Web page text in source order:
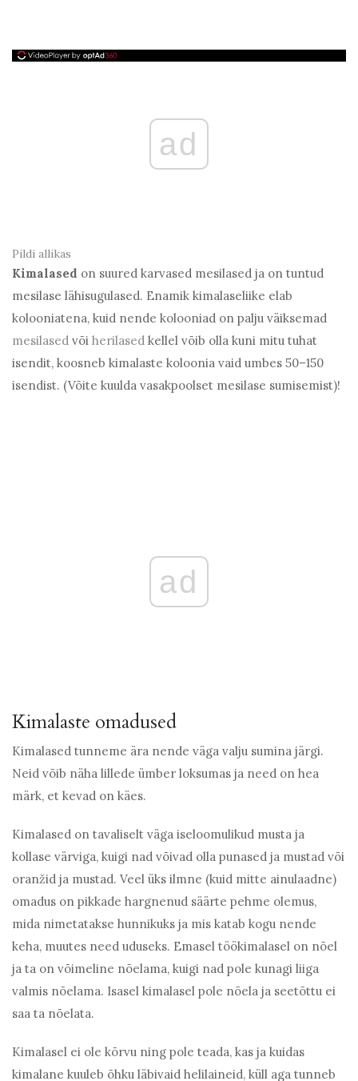
ad
Pildi allikas
Kimalased on suured karvased mesilased ja on tuntud
mesilase lähisugulased. Enamik kimalaseliike elab
kolooniatena, kuid nende kolooniad on palju väiksemad
mesilased või herilased kellel võib olla kuni mitu tuhat
isendit, koosneb kimalaste koloonia vaid umbes 50–150
isendist. (Võite kuulda vasakpoolset mesilase sumisemist)!
ad
Kimalaste omadused
Kimalased tunneme ära nende väga valju sumina järgi.
Neid võib näha lillede ümber loksumas ja need on hea
märk, et kevad on käes.
Kimalased on tavaliselt väga iseloomulikud musta ja
kollase värviga, kuigi nad võivad olla punased ja mustad või
oranžid ja mustad. Veel üks ilmne (kuid mitte ainulaadne)
omadus on pikkade hargnenud säärte pehme olemus,
mida nimetatakse hunnikuks ja mis katab kogu nende
keha, muutes need uduseks. Emasel töökimalasel on nõel
ja ta on võimeline nõelama, kuigi nad pole kunagi liiga
valmis nõelama. Isasel kimalasel pole nõela ja seetõttu ei
saa ta nõelata.
Kimalasel ei ole kõrvu ning pole teada, kas ja kuidas
kimalane kuuleb õhku läbivaid helilaineid, küll aga tunneb